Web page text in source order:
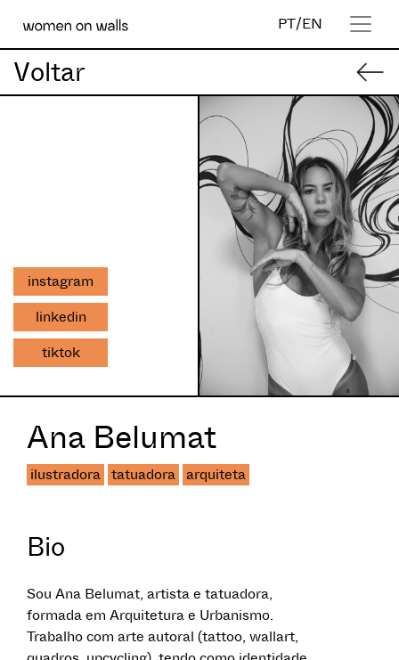
PT/EN
Voltar
instagram
linkedin
tiktok
Ana Belumat
ilustradora tatuadora arquiteta
Bio
Sou Ana Belumat, artista e tatuadora,
formada em Arquitetura e Urbanismo.
Trabalho com arte autoral (tattoo, wallart,